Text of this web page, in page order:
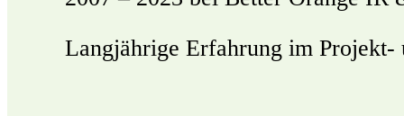
Langjährige Erfahrung im Projekt-